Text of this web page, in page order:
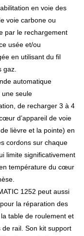
en voie des
voie carbone ou
par le rechargement
usée et/ou
en utilisant du fil
gaz.
automatique
une seule
de recharger 3 à 4
d’appareil de voie
lièvre et la pointe) en
cordons sur chaque
limite significativement
température du cœur
1252 peut aussi
la réparation des
table de roulement et
de rail. Son kit support